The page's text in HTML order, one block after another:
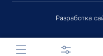
Разработка